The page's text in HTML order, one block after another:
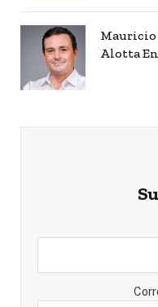
Mauricio
Alotta